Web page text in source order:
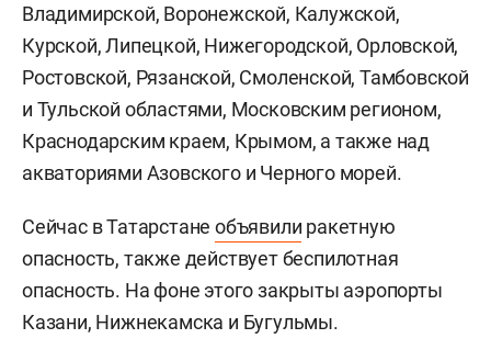
Владимирской, Воронежской, Калужской,
Курской, Липецкой, Нижегородской, Орловской,
Ростовской, Рязанской, Смоленской, Тамбовской
и Тульской областями, Московским регионом,
Краснодарским краем, Крымом, а также над
акваториями Азовского и Черного морей.
Сейчас в Татарстанеобъявили ракетную
опасность, также действует беспилотная
опасность. На фоне этого закрыты аэропорты
Казани, Нижнекамска и Бугульмы.